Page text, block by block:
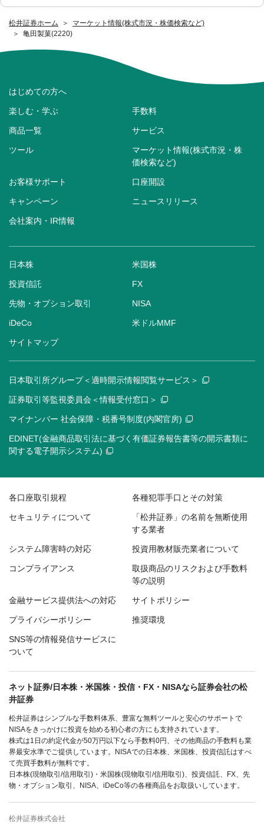
松井証券ホーム
マーケット情報(株式市況・株価検索など)
亀田製菓(2220)
はじめての方へ
楽しむ・学ぶ 手数料
商品一覧 サービス
ツール
マーケット情報(株式市況・株
価検索など)
お客様サポート 口座開設
キャンペーン ニュースリリース
会社案内・IR情報
日本株 米国株
投資信託 FX
先物・オプション取引 NISA
iDeCo 米ドルMMF
サイトマップ
日本取引所グループ＜適時開示情報閲覧サービス＞
証券取引等監視委員会＜情報受付窓口＞
マイナンバー 社会保障・税番号制度(内閣官房)
EDINET(金融商品取引法に基づく有価証券報告書等の開示書類に
関する電子開示システム)
各口座取引規程 各種犯罪手口とその対策
セキュリティについて
「松井証券」の名前を無断使用
する業者
システム障害時の対応 投資用教材販売業者について
コンプライアンス
取扱商品のリスクおよび手数料
等の説明
金融サービス提供法への対応 サイトポリシー
プライバシーポリシー 推奨環境
SNS等の情報発信サービスに
ついて
ネット証券/日本株・米国株・投信・FX・NISAなら証券会社の松
井証券
松井証券はシンプルな手数料体系、豊富な無料ツールと安心のサポートで
NISAをきっかけに投資を始める初心者の方にも支持されています。
株式は1日の約定代金が50万円以下なら手数料0円、その他商品の手数料も業
界最安水準でご提供しています。NISAでの日本株、米国株、投資信託はすべ
て売買手数料が無料です。
日本株(現物取引/信用取引)・米国株(現物取引/信用取引)、投資信託、FX、先
物・オプション取引、NISA、iDeCo等の各種商品をお取扱いしています。
松井証券株式会社